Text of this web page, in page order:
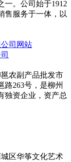
一。公司始于1912
售服务于一体，以
农副产品批发市
路263号，是柳州
独资企业，资产总
区华筝文化艺术